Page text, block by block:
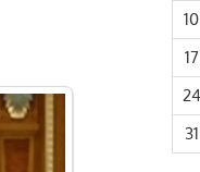
10
17
24
31